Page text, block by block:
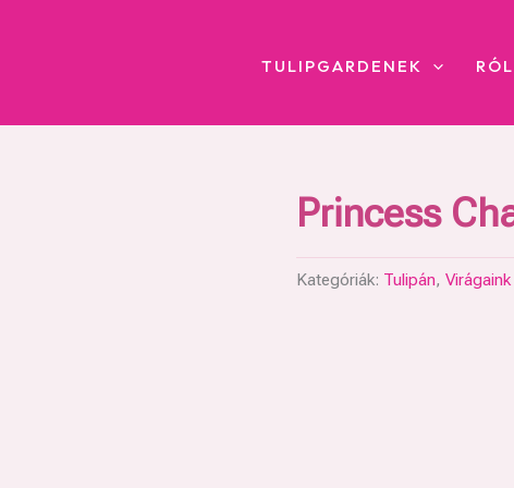
TULIPGARDENEK
Princess
Kategóriák: Tulipán, Virágaink